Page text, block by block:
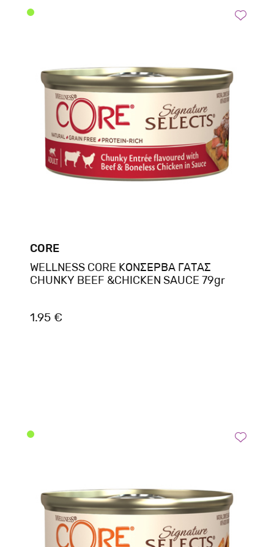
CORE
WELLNESS CORE ΚΟΝΣΕΡΒΑ ΓΑΤΑΣ
CHUNKY BEEF &CHICKEN SAUCE 79gr
1.95 €